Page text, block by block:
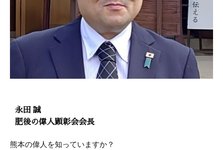
永田 誠
肥後の偉人顕彰会会長
熊本の偉人を知っていますか？